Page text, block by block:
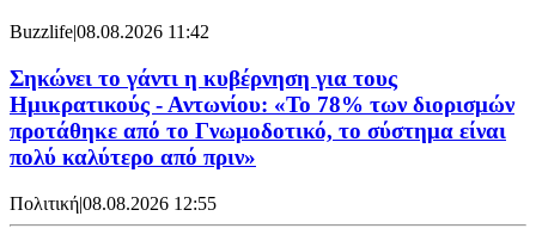
Buzzlife|08.08.2026 11:42
Σηκώνει το γάντι η κυβέρνηση για τους
Ημικρατικούς - Αντωνίου: «Το 78% των διορισμών
προτάθηκε από το Γνωμοδοτικό, το σύστημα είναι
πολύ καλύτερο από πριν»
Πολιτική|08.08.2026 12:55